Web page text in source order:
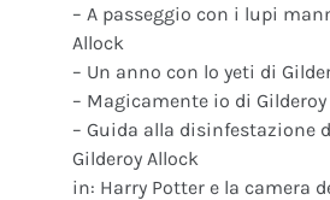
– A passeggio con i lupi
Allock
– Un anno con lo yeti di
– Magicamente io di
– Guida alla disinfestazione
Gilderoy Allock
in: Harry Potter e la camera